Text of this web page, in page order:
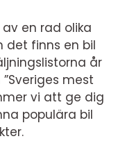
en rad olika
det finns en bil
år
mest
vi att ge dig
populära bil